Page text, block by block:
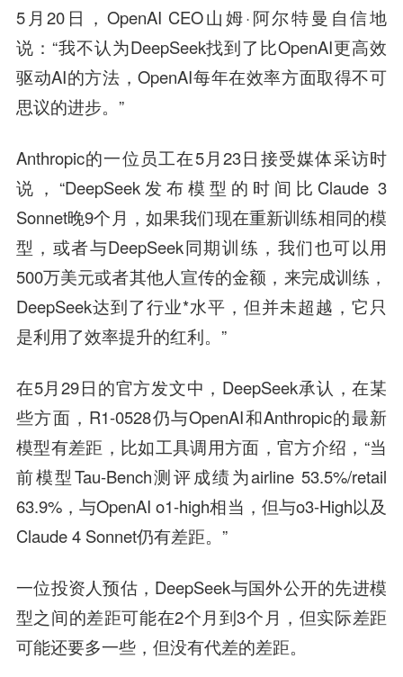
5月20日，OpenAI CEO山姆·阿尔特曼自信地
说：“我不认为DeepSeek找到了比OpenAI更高效
驱动AI的方法，OpenAI每年在效率方面取得不可
思议的进步。”
Anthropic的一位员工在5月23日接受媒体采访时
说，“DeepSeek发布模型的时间比Claude 3
Sonnet晚9个月，如果我们现在重新训练相同的模
型，或者与DeepSeek同期训练，我们也可以用
500万美元或者其他人宣传的金额，来完成训练，
DeepSeek达到了行业*水平，但并未超越，它只
是利用了效率提升的红利。”
在5月29日的官方发文中，DeepSeek承认，在某
些方面，R1-0528仍与OpenAI和Anthropic的最新
模型有差距，比如工具调用方面，官方介绍，“当
前模型Tau-Bench测评成绩为airline 53.5%/retail
63.9%，与OpenAI o1-high相当，但与o3-High以及
Claude 4 Sonnet仍有差距。”
一位投资人预估，DeepSeek与国外公开的先进模
型之间的差距可能在2个月到3个月，但实际差距
可能还要多一些，但没有代差的差距。